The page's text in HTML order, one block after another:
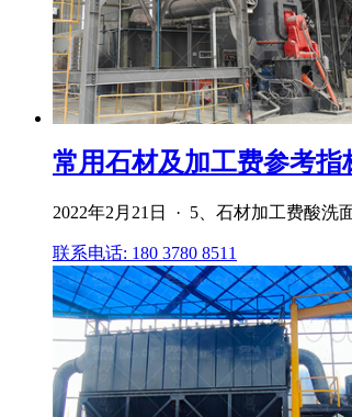
常用石材及加工费参考指
2022年2月21日 · 5、石材加工费酸洗
联系电话: 180 3780 8511